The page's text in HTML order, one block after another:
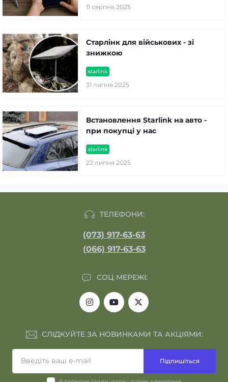
11 серпня 2025
starlink
31 липня 2025
Старлінк для військових - зі
знижкою
starlink
22 липня 2025
Встановлення Starlink на авто -
при покупці у нас
ТЕЛЕФОНИ:
(073) 917-63-63
(066) 917-63-63
СОЦ МЕРЕЖІ:
СЛІДКУЙТЕ ЗА НОВИНКАМИ ТА АКЦІЯМИ:
Підпишіться